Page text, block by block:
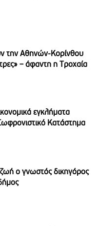
την Αθηνών-Κορίνθου
– άφαντη η Τροχαία
εγκλήματα
Κατάστημα
ο γνωστός δικηγόρος